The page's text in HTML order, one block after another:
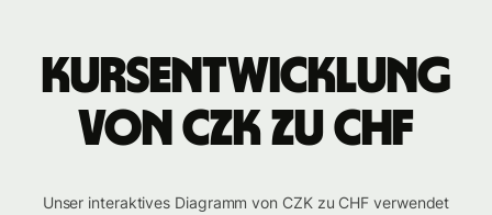
Kursentwicklung
von CZK zu CHF
Unser interaktives Diagramm von CZK zu CHF verwendet